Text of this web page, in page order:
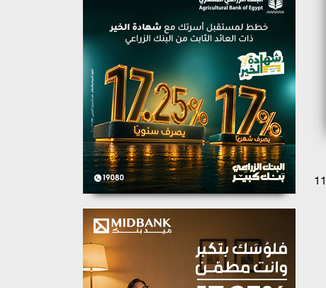
مبيعا في مصر إلي 1106 مقابل 1108